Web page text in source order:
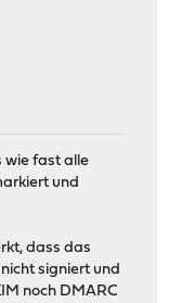
wie fast alle
und
dass das
signiert und
noch DMARC